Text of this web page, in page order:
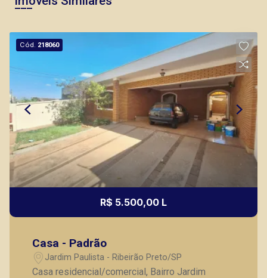
Cód. 218060
R$ 5.500,00 L
Casa - Padrão
Jardim Paulista - Ribeirão Preto/SP
Casa residencial/comercial, Bairro Jardim